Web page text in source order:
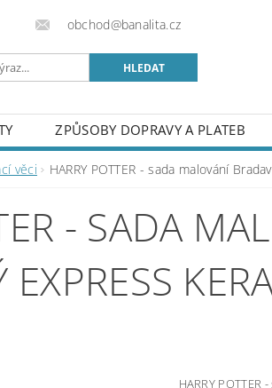
obchod@banalita.cz
ZPŮSOBY DOPRAVY A PLATEB
věci HARRY POTTER - sada malování
- SADA
EXPRESS
HARRY